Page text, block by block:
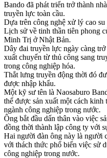
Bando đã phát triển trở thành
truyền lực toàn cầu.
Dựa trên công nghệ xử lý cao
Lịch sử về tinh thần tiên phong
Minh Trị ở Nhật Bản.
Dây đai truyền lực ngày càng
xuất chuyển từ thủ công sang
trong công nghiệp hóa.
Thắt lưng truyền động thời đó
được nhập khẩu.
Một kỹ sư tên là Naosaburo
thể được sản xuất một cách
ngành công nghiệp trong nước.
Ông bắt đầu dấn thân vào việc
đồng thời thành lập công ty với
Hai người đàn ông này là người
với thách thức phổ biến việc sử
công nghiệp trong nước.